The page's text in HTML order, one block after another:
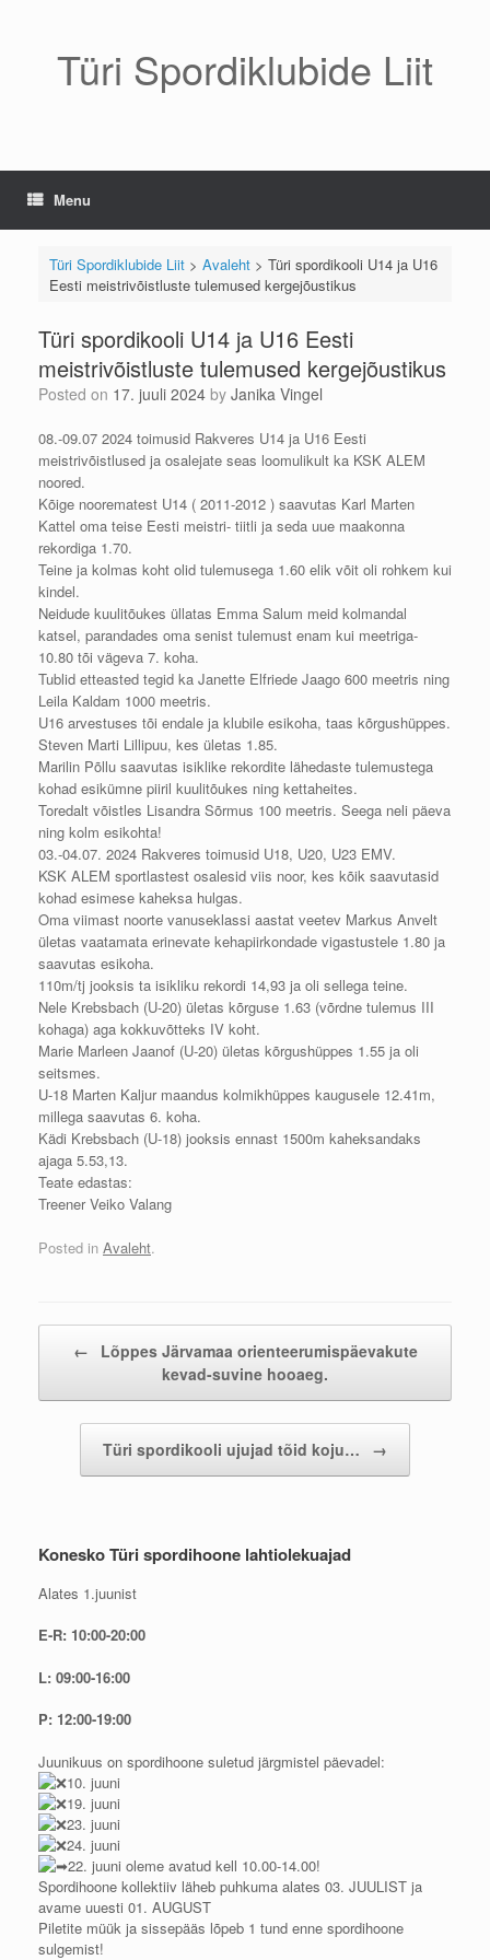
Türi Spordiklubide Liit
Menu
Türi Spordiklubide Liit> Avaleht> Türi spordikooli U14 ja U16
Eesti meistrivõistluste tulemused kergejõustikus
Türi spordikooli U14 ja U16 Eesti
meistrivõistluste tulemused kergejõustikus
Posted on 17. juuli 2024 by Janika Vingel
08.-09.07 2024 toimusid Rakveres U14 ja U16 Eesti
meistrivõistlused ja osalejate seas loomulikult ka KSK ALEM
noored.
Kõige noorematest U14 ( 2011-2012 ) saavutas Karl Marten
Kattel oma teise Eesti meistri- tiitli ja seda uue maakonna
rekordiga 1.70.
Teine ja kolmas koht olid tulemusega 1.60 elik võit oli rohkem kui
kindel.
Neidude kuulitõukes üllatas Emma Salum meid kolmandal
katsel, parandades oma senist tulemust enam kui meetriga-
10.80 tõi vägeva 7. koha.
Tublid etteasted tegid ka Janette Elfriede Jaago 600 meetris ning
Leila Kaldam 1000 meetris.
U16 arvestuses tõi endale ja klubile esikoha, taas kõrgushüppes.
Steven Marti Lillipuu, kes ületas 1.85.
Marilin Põllu saavutas isiklike rekordite lähedaste tulemustega
kohad esikümne piiril kuulitõukes ning kettaheites.
Toredalt võistles Lisandra Sõrmus 100 meetris. Seega neli päeva
ning kolm esikohta!
03.-04.07. 2024 Rakveres toimusid U18, U20, U23 EMV.
KSK ALEM sportlastest osalesid viis noor, kes kõik saavutasid
kohad esimese kaheksa hulgas.
Oma viimast noorte vanuseklassi aastat veetev Markus Anvelt
ületas vaatamata erinevate kehapiirkondade vigastustele 1.80 ja
saavutas esikoha.
110m/tj jooksis ta isikliku rekordi 14,93 ja oli sellega teine.
Nele Krebsbach (U-20) ületas kõrguse 1.63 (võrdne tulemus III
kohaga) aga kokkuvõtteks IV koht.
Marie Marleen Jaanof (U-20) ületas kõrgushüppes 1.55 ja oli
seitsmes.
U-18 Marten Kaljur maandus kolmikhüppes kaugusele 12.41m,
millega saavutas 6. koha.
Kädi Krebsbach (U-18) jooksis ennast 1500m kaheksandaks
ajaga 5.53,13.
Teate edastas:
Treener Veiko Valang
Posted in Avaleht.
←
Lõppes Järvamaa orienteerumispäevakute
kevad-suvine hooaeg.
Türi spordikooli ujujad tõid koju… →
Konesko Türi spordihoone lahtiolekuajad
Alates 1.juunist
E-R: 10:00-20:00
L: 09:00-16:00
P: 12:00-19:00
Juunikuus on spordihoone suletud järgmistel päevadel:
10. juuni
19. juuni
23. juuni
24. juuni
22. juuni oleme avatud kell 10.00-14.00!
Spordihoone kollektiiv läheb puhkuma alates 03. JUULIST ja
avame uuesti 01. AUGUST
Piletite müük ja sissepääs lõpeb 1 tund enne spordihoone
sulgemist!